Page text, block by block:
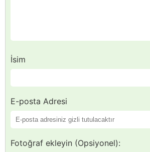
İsim
E-posta Adresi
Fotoğraf ekleyin (Opsiyonel):